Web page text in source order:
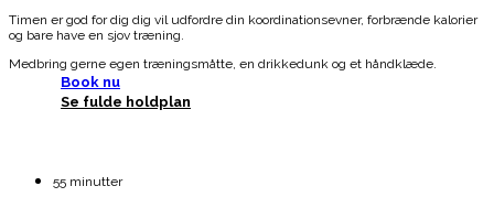
Timen er god for dig dig vil udfordre din koordinationsevner, forbrænde kalorier
og bare have en sjov træning.
Medbring gerne egen træningsmåtte, en drikkedunk og et håndklæde.
Book nu
Se fulde holdplan
55 minutter